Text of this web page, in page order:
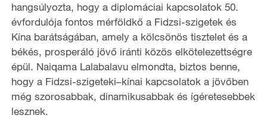
hangsúlyozta, hogy a diplomáciai kapcsolatok 50.
évfordulója fontos mérföldkő a Fidzsi-szigetek és
Kína barátságában, amely a kölcsönös tisztelet és a
békés, prosperáló jövő iránti közös elkötelezettségre
épül. Naiqama Lalabalavu elmondta, biztos benne,
hogy a Fidzsi-szigeteki–kínai kapcsolatok a jövőben
még szorosabbak, dinamikusabbak és ígéretesebbek
lesznek.